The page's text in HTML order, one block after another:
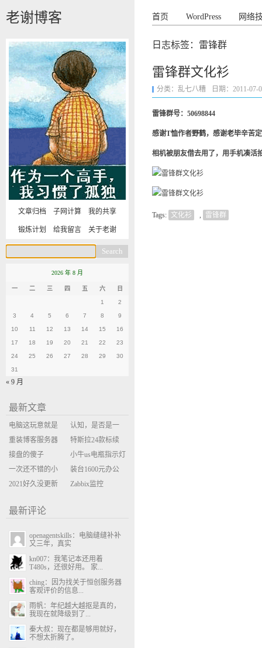
老谢博客 首页 WordPress 网络
日志标签：雷锋群
雷锋群文化衫
分类： 乱七八糟 日期：2011-07-
雷锋群号：50698844
感谢T恤作者野鹤，感谢老毕辛苦
相机被朋友借去用了，用手机凑活
Tags: 文化衫 , 雷锋群
文章归档 子网计算 我的共享
锻炼计划 给我留言 关于老谢
2026 年 8 月
一 二 三 四 五 六 日
1 2
3 4 5 6 7 8 9
10 11 12 13 14 15 16
17 18 19 20 21 22 23
24 25 26 27 28 29 30
31
« 9 月
最新文章
电脑这玩意就是
缝缝补补的事
认知，是否是一
座大山？当架构
决策变成配置清
单比价
重装博客服务器
环境
特斯拉24款标续
Model Y 2万公里
使用体验
接盘的傻子
小牛us电瓶指示灯
闪三次不上电
一次还不错的小
米售后体验
装台1600元办公
主机
2021好久没更新
Zabbix监控
最新评论
openagentskills：电脑缝缝补补
又三年，真实
kn007：我笔记本还用着
T480s，还很好用。 家...
ching：因为找关于恒创服务器
客观评价的信息...
雨帆：年纪越大越抠是真的，
我现在就降级到了...
秦大叔：现在都是够用就好，
不想太折腾了。